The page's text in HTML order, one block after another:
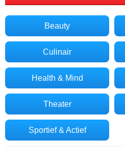
Beauty
Culinair
Health & Mind
Theater
Sportief & Actief